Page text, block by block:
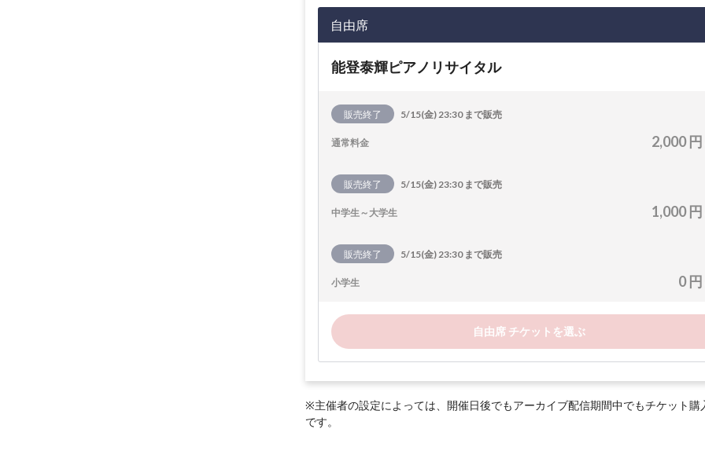
自由席
能登泰輝ピアノリサイタル
販売終了 5/15(金) 23:30 まで販売
通常料金 2,000 円
販売終了 5/15(金) 23:30 まで販売
中学生～大学生 1,000 円
販売終了 5/15(金) 23:30 まで販売
小学生 0 円
自由席 チケットを選ぶ
※主催者の設定によっては、開催日後でもアーカイブ配信期間中でもチケット購
です。